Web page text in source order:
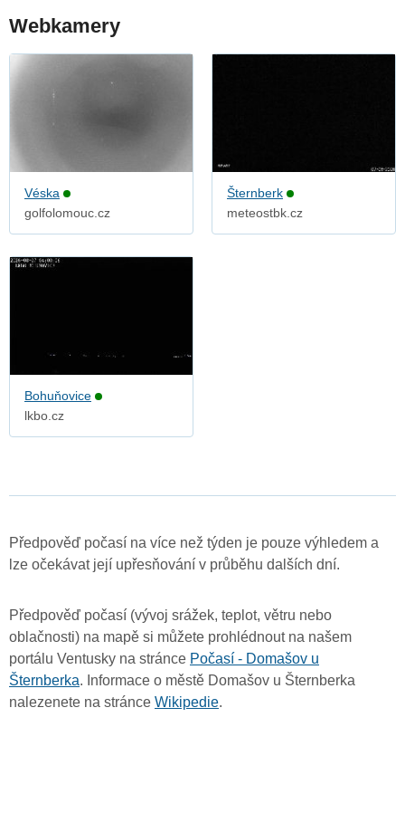
Webkamery
Véska
golfolomouc.cz
Šternberk
meteostbk.cz
Bohuňovice
lkbo.cz
Předpověď počasí na více než týden je pouze výhledem a
lze očekávat její upřesňování v průběhu dalších dní.
Předpověď počasí (vývoj srážek, teplot, větru nebo
oblačnosti) na mapě si můžete prohlédnout na našem
portálu Ventusky na stránce Počasí - Domašov u
Šternberka. Informace o městě Domašov u Šternberka
nalezenete na stránce Wikipedie.